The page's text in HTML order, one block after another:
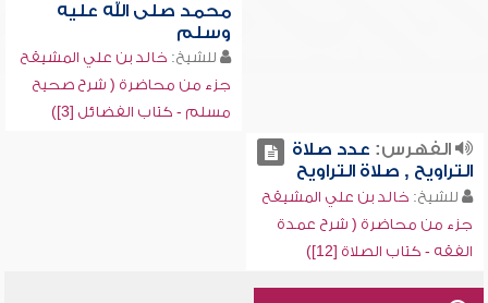
محمد صلى الله عليه
وسلم
للشيخ: خالد بن علي المشيقح
جزء من محاضرة ( شرح صحيح
مسلم - كتاب الفضائل [3])
الفهرس: عدد صلاة
التراويح , صلاة التراويح
للشيخ: خالد بن علي المشيقح
جزء من محاضرة ( شرح عمدة
الفقه - كتاب الصلاة [12])